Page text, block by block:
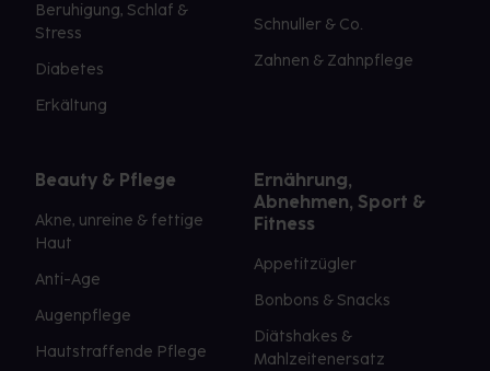
Beruhigung, Schlaf &
Stress
Diabetes
Erkältung
Schnuller & Co.
Zahnen & Zahnpflege
Beauty & Pflege
Akne, unreine & fettige
Haut
Anti-Age
Augenpflege
Hautstraffende Pflege
Ernährung,
Abnehmen, Sport &
Fitness
Appetitzügler
Bonbons & Snacks
Diätshakes &
Mahlzeitenersatz